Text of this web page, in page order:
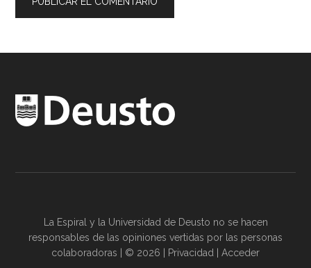
La Espiral y la Universidad de Deusto no se hacen
responsables de las opiniones vertidas por las personas
colaboradoras | © 2026 | Privacidad Acceder